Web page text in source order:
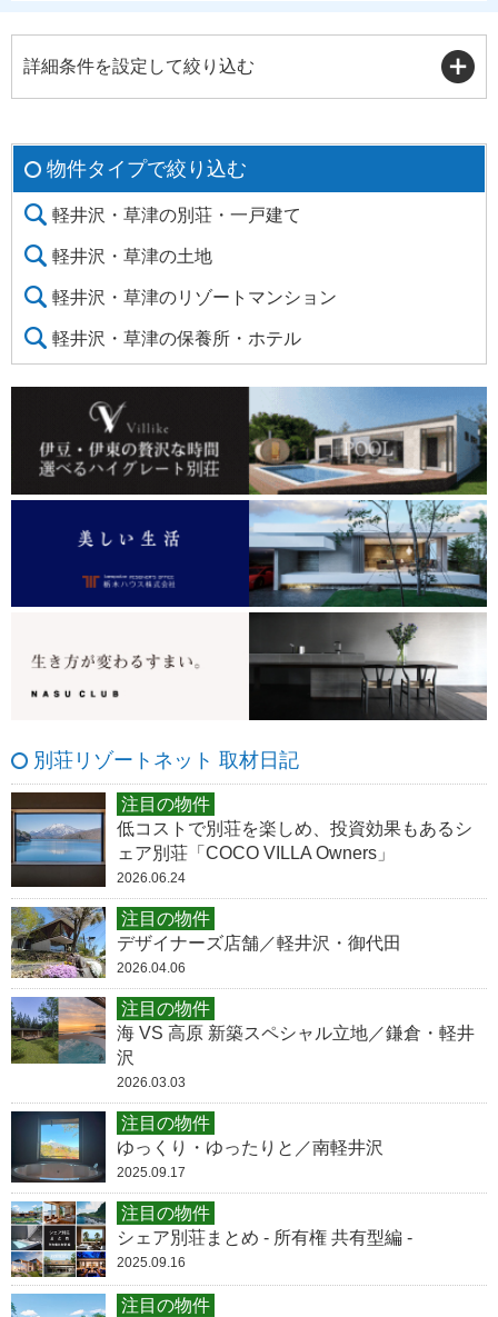
詳細条件を設定して絞り込む
物件タイプで絞り込む
軽井沢・草津の別荘・一戸建て
軽井沢・草津の土地
軽井沢・草津のリゾートマンション
軽井沢・草津の保養所・ホテル
別荘リゾートネット 取材日記
注目の物件
低コストで別荘を楽しめ、投資効果もあるシ
ェア別荘「COCO VILLA Owners」
2026.06.24
注目の物件
デザイナーズ店舗／軽井沢・御代田
2026.04.06
注目の物件
海 VS 高原 新築スペシャル立地／鎌倉・軽井
沢
2026.03.03
注目の物件
ゆっくり・ゆったりと／南軽井沢
2025.09.17
注目の物件
シェア別荘まとめ - 所有権 共有型編 -
2025.09.16
注目の物件